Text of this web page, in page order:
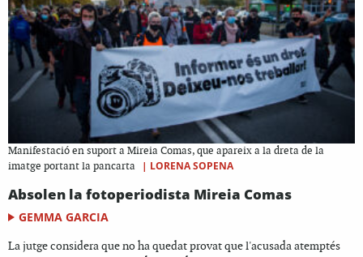
Manifestació en suport a Mireia Comas, que apareix a la dreta de la
imatge portant la pancarta
| LORENA SOPENA
Absolen la fotoperiodista Mireia Comas
GEMMA GARCIA
La jutge considera que no ha quedat provat que l'acusada atemptés